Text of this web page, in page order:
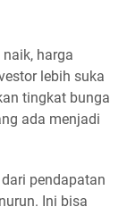
harga
lebih suka
tingkat bunga
ada menjadi
pendapatan
Ini bisa